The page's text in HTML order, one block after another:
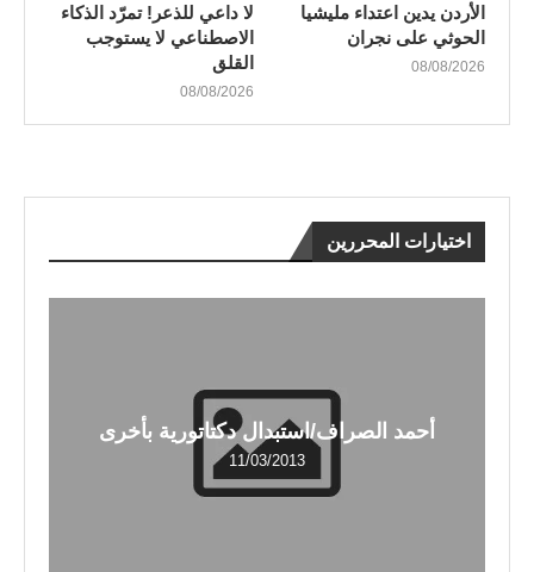
الأردن يدين اعتداء مليشيا
الحوثي على نجران
08/08/2026
لا داعي للذعر! تمرّد الذكاء
الاصطناعي لا يستوجب
القلق
08/08/2026
اختيارات المحررين
أحمد الصراف/استبدال دكتاتورية بأخرى
11/03/2013